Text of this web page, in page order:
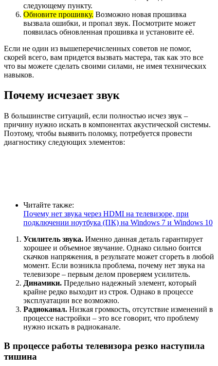
следующему пункту.
Обновите прошивку. Возможно новая прошивка
вызвала ошибки, и пропал звук. Посмотрите может
появилась обновленная прошивка и установите её.
Если не один из вышеперечисленных советов не помог,
скорей всего, вам придется вызвать мастера, так как это все
что вы можете сделать своими силами, не имея технических
навыков.
Почему исчезает звук
В большинстве ситуаций, если полностью исчез звук –
причину нужно искать в компонентах акустической системы.
Поэтому, чтобы выявить поломку, потребуется провести
диагностику следующих элементов:
Читайте также:
Почему нет звука через HDMI на телевизоре, при
подключении ноутбука (ПК) на Windows 7 и Windows 10
Усилитель звука. Именно данная деталь гарантирует
хорошее и объемное звучание. Однако сильно боится
скачков напряжения, в результате может сгореть в любой
момент. Если возникла проблема, почему нет звука на
телевизоре – первым делом проверяем усилитель.
Динамики. Предельно надежный элемент, который
крайне редко выходит из строя. Однако в процессе
эксплуатации все возможно.
Радиоканал. Низкая громкость, отсутствие изменений в
процессе настройки – это все говорит, что проблему
нужно искать в радиоканале.
В процессе работы телевизора резко наступила
тишина